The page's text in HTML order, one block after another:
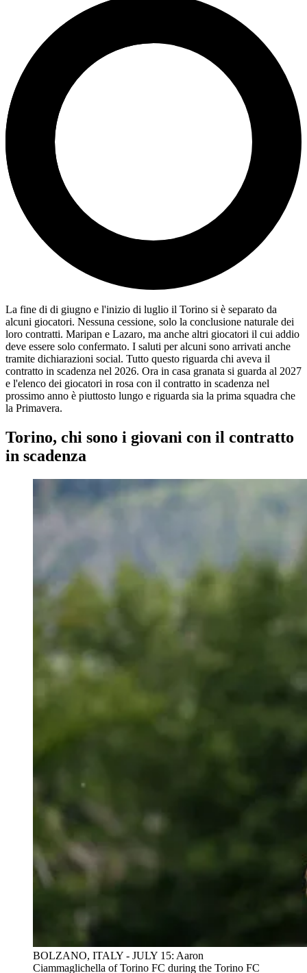
La fine di di giugno e l'inizio di luglio il Torino si è separato da
alcuni giocatori. Nessuna cessione, solo la conclusione naturale dei
loro contratti. Maripan e Lazaro, ma anche altri giocatori il cui addio
deve essere solo confermato. I saluti per alcuni sono arrivati anche
tramite dichiarazioni social. Tutto questo riguarda chi aveva il
contratto in scadenza nel 2026. Ora in casa granata si guarda al 2027
e l'elenco dei giocatori in rosa con il contratto in scadenza nel
prossimo anno è piuttosto lungo e riguarda sia la prima squadra che
la Primavera.
Torino, chi sono i giovani con il contratto
in scadenza
BOLZANO, ITALY - JULY 15: Aaron
Ciammaglichella of Torino FC during the Torino FC